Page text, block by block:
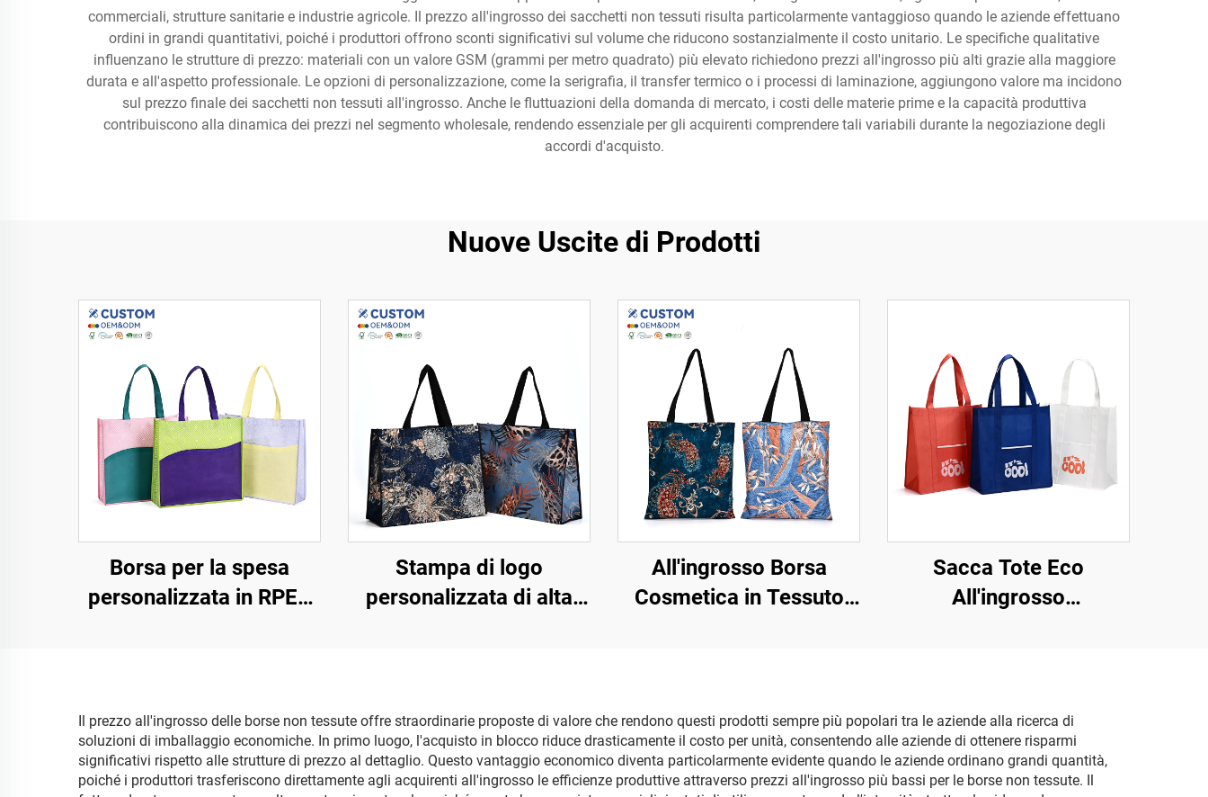
commerciali, strutture sanitarie e industrie agricole. Il prezzo all'ingrosso dei sacchetti non tessuti risulta particolarmente vantaggioso quando le aziende effettuano
ordini in grandi quantitativi, poiché i produttori offrono sconti significativi sul volume che riducono sostanzialmente il costo unitario. Le specifiche qualitative
influenzano le strutture di prezzo: materiali con un valore GSM (grammi per metro quadrato) più elevato richiedono prezzi all'ingrosso più alti grazie alla maggiore
durata e all'aspetto professionale. Le opzioni di personalizzazione, come la serigrafia, il transfer termico o i processi di laminazione, aggiungono valore ma incidono
sul prezzo finale dei sacchetti non tessuti all'ingrosso. Anche le fluttuazioni della domanda di mercato, i costi delle materie prime e la capacità produttiva
contribuiscono alla dinamica dei prezzi nel segmento wholesale, rendendo essenziale per gli acquirenti comprendere tali variabili durante la negoziazione degli
accordi d'acquisto.
Nuove Uscite di Prodotti
Borsa per la spesa
personalizzata in RPET
Stampa di logo
personalizzata di alta
biodegradabile in
tessuto non tessuto per
lo shopping
All'ingrosso Borsa
Cosmetica in Tessuto
Impermeabile
Riutilizzabile Sacchetti
per lo Shopping
Sacca Tote Eco
All'ingrosso
Originale Promozionale
Il prezzo all'ingrosso delle borse non tessute offre straordinarie proposte di valore che rendono questi prodotti sempre più popolari tra le aziende alla ricerca di
soluzioni di imballaggio economiche. In primo luogo, l'acquisto in blocco riduce drasticamente il costo per unità, consentendo alle aziende di ottenere risparmi
significativi rispetto alle strutture di prezzo al dettaglio. Questo vantaggio economico diventa particolarmente evidente quando le aziende ordinano grandi quantità,
poiché i produttori trasferiscono direttamente agli acquirenti all'ingrosso le efficienze produttive attraverso prezzi all'ingrosso più bassi per le borse non tessute. Il